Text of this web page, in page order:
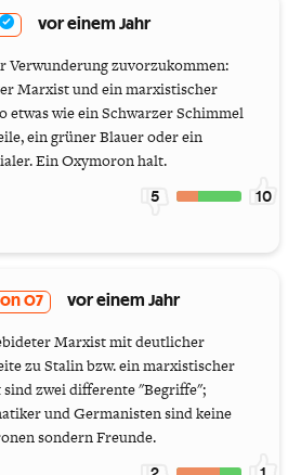
vor einem Jahr
Verwunderung zuvorzukommen:
Marxist und ein marxistischer
etwas wie ein Schwarzer Schimmel
ein grüner Blauer oder ein
Ein Oxymoron halt.
5 10
07 vor einem Jahr
Marxist mit deutlicher
zu Stalin bzw. ein marxistischer
zwei differente "Begriffe";
und Germanisten sind keine
sondern Freunde.